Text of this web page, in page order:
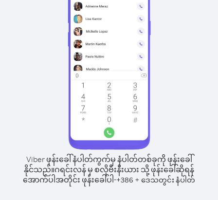
Viber ဖုန်းခေါ်နံပါတ်ကွက်မှ နံပါတ်တစ်ခုကို ဖုန်းခေါ်
နိုင်သည်။ဂရင်းလန် မှ စလိုဗီးနီးယား သို့ ဖုန်းခေါ်ဆိုရန်
အောက်ပါအတိုင်း ဖုန်းခေါ်ပါ-+386 + ဒေသတွင်း နံပါတ်